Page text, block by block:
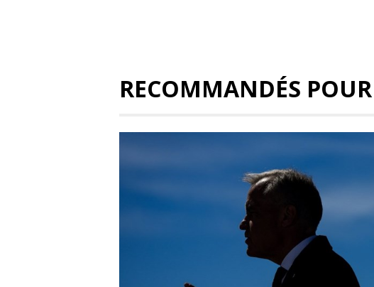
RECOMMANDÉS